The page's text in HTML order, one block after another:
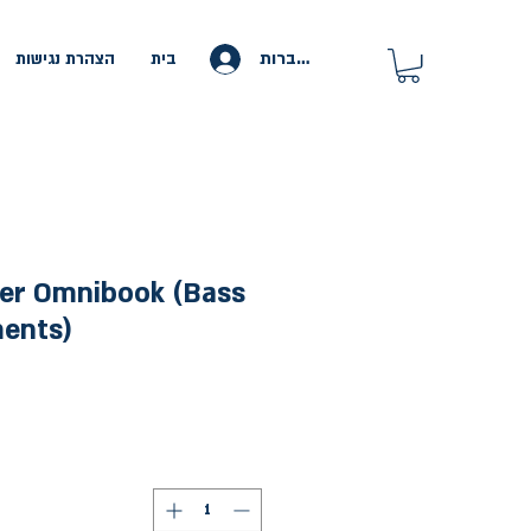
בית הצהרת נגישות להתחברות
Omnibook (Bass